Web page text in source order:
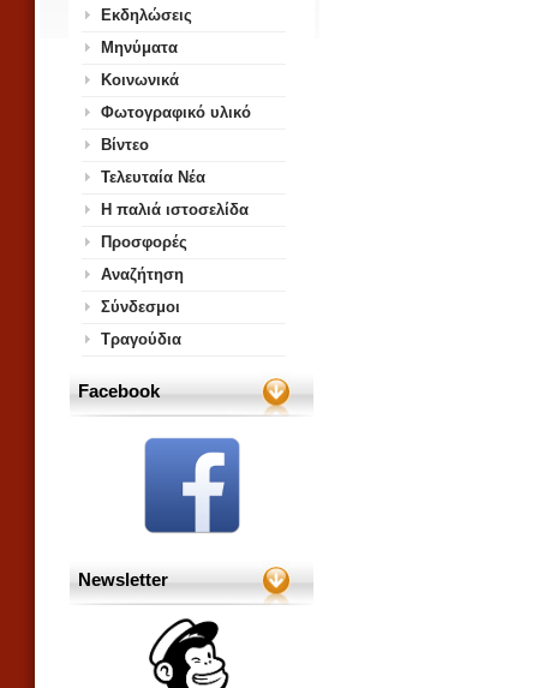
Εκδηλώσεις
Μηνύματα
Κοινωνικά
Φωτογραφικό υλικό
Βίντεο
Τελευταία Νέα
Η παλιά ιστοσελίδα
Προσφορές
Αναζήτηση
Σύνδεσμοι
Τραγούδια
Facebook
Newsletter